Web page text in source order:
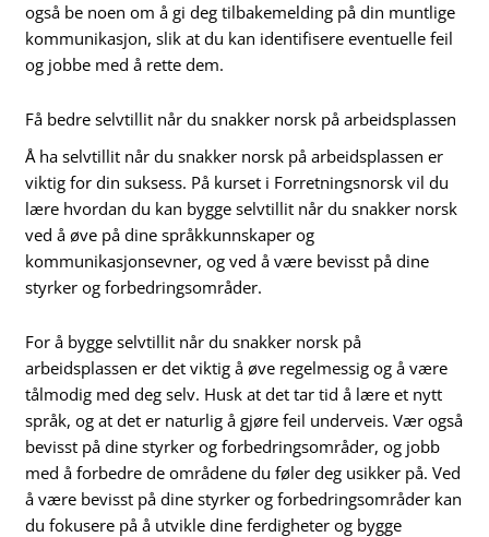
også be noen om å gi deg tilbakemelding på din muntlige
kommunikasjon, slik at du kan identifisere eventuelle feil
og jobbe med å rette dem.
Få bedre selvtillit når du snakker norsk på arbeidsplassen
Å ha selvtillit når du snakker norsk på arbeidsplassen er
viktig for din suksess. På kurset i Forretningsnorsk vil du
lære hvordan du kan bygge selvtillit når du snakker norsk
ved å øve på dine språkkunnskaper og
kommunikasjonsevner, og ved å være bevisst på dine
styrker og forbedringsområder.
For å bygge selvtillit når du snakker norsk på
arbeidsplassen er det viktig å øve regelmessig og å være
tålmodig med deg selv. Husk at det tar tid å lære et nytt
språk, og at det er naturlig å gjøre feil underveis. Vær også
bevisst på dine styrker og forbedringsområder, og jobb
med å forbedre de områdene du føler deg usikker på. Ved
å være bevisst på dine styrker og forbedringsområder kan
du fokusere på å utvikle dine ferdigheter og bygge